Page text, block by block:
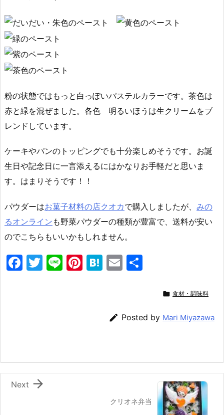
粉の状態ではもっと白っぽいパステルカラーです。茶色は
赤と緑を混ぜました。各色 明るいほうは生クリームをブ
レンドしています。
ケーキやパンのトッピングでも十分楽しめそうです。お誕
生日や記念日に一言添えるにはかなりお手軽だと思いま
す。はまりそうです！！
パウダーはお菓子材料の店クオカで購入しましたが、 みの
るオンライン も野菜パウダーの種類が豊富で、送料が安い
のでこちらもいいかもしれません。
F
o
k
T
Li Pi H
a
E
l
 食材・調味料
 Posted by Mari Miyazawa
クリオネ弁当

Next